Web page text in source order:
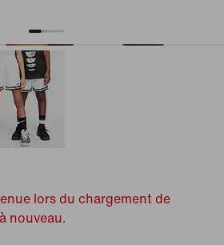
lors du chargement de
nouveau.